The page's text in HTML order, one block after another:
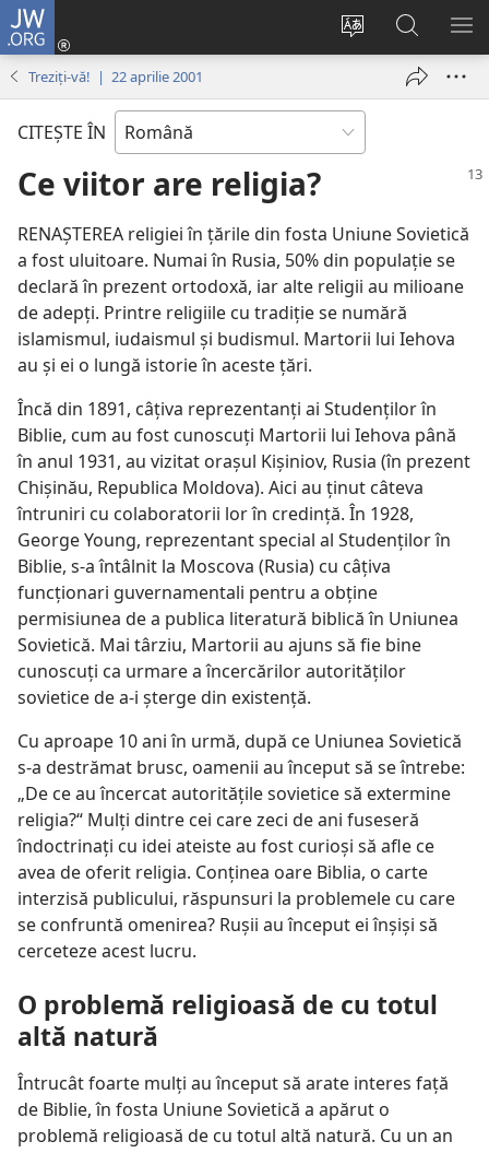
JW.ORG
Schimbaţi
ului
Conectează-
o
Căutați
pe
JW.ORG
Treziți-vă! | 22 aprilie 2001
CITEŞTE ÎN
Ce viitor are religia?
RENAŞTEREA religiei în ţările din fosta Uniune Sovietică
a fost uluitoare. Numai în Rusia, 50% din populaţie se
declară în prezent ortodoxă, iar alte religii au milioane
de adepţi. Printre religiile cu tradiţie se numără
islamismul, iudaismul şi budismul. Martorii lui Iehova
au şi ei o lungă istorie în aceste ţări.
Încă din 1891, câţiva reprezentanţi ai Studenţilor în
Biblie, cum au fost cunoscuţi Martorii lui Iehova până
în anul 1931, au vizitat oraşul Kişiniov, Rusia (în prezent
Chişinău, Republica Moldova). Aici au ţinut câteva
întruniri cu colaboratorii lor în credinţă. În 1928,
George Young, reprezentant special al Studenţilor în
Biblie, s-a întâlnit la Moscova (Rusia) cu câţiva
funcţionari guvernamentali pentru a obţine
permisiunea de a publica literatură biblică în Uniunea
Sovietică. Mai târziu, Martorii au ajuns să fie bine
cunoscuţi ca urmare a încercărilor autorităţilor
sovietice de a-i şterge din existenţă.
Cu aproape 10 ani în urmă, după ce Uniunea Sovietică
s-a destrămat brusc, oamenii au început să se întrebe:
„De ce au încercat autorităţile sovietice să extermine
religia?“ Mulţi dintre cei care zeci de ani fuseseră
îndoctrinaţi cu idei ateiste au fost curioşi să afle ce
avea de oferit religia. Conţinea oare Biblia, o carte
interzisă publicului, răspunsuri la problemele cu care
se confruntă omenirea? Ruşii au început ei înşişi să
cerceteze acest lucru.
O problemă religioasă de cu totul
altă natură
Întrucât foarte mulţi au început să arate interes faţă
de Biblie, în fosta Uniune Sovietică a apărut o
problemă religioasă de cu totul altă natură. Cu un an